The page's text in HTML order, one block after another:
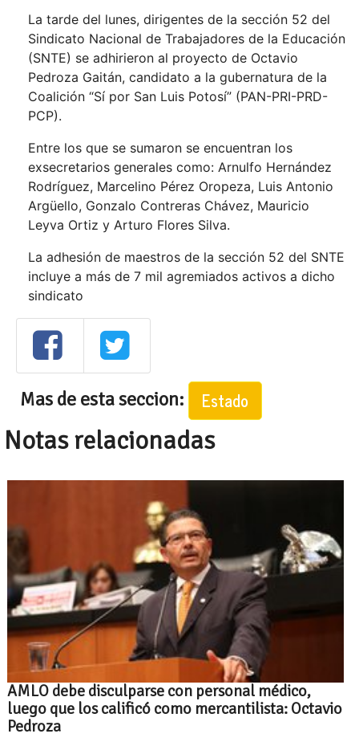
La tarde del lunes, dirigentes de la sección 52 del
Sindicato Nacional de Trabajadores de la Educación
(SNTE) se adhirieron al proyecto de Octavio
Pedroza Gaitán, candidato a la gubernatura de la
Coalición “Sí por San Luis Potosí” (PAN-PRI-PRD-
PCP).
Entre los que se sumaron se encuentran los
exsecretarios generales como: Arnulfo Hernández
Rodríguez, Marcelino Pérez Oropeza, Luis Antonio
Argüello, Gonzalo Contreras Chávez, Mauricio
Leyva Ortiz y Arturo Flores Silva.
La adhesión de maestros de la sección 52 del SNTE
incluye a más de 7 mil agremiados activos a dicho
sindicato
Mas de esta seccion: Estado
Notas relacionadas
AMLO debe disculparse con personal médico,
luego que los calificó como mercantilista: Octavio
Pedroza